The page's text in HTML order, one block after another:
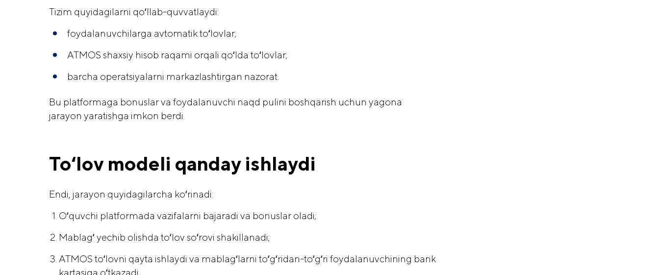
Tizim quyidagilarni qoʻllab-quvvatlaydi:
foydalanuvchilarga avtomatik toʻlovlar;
ATMOS shaxsiy hisob raqami orqali qoʻlda toʻlovlar;
barcha operatsiyalarni markazlashtirgan nazorat.
Bu platformaga bonuslar va foydalanuvchi naqd pulini boshqarish uchun yagona
jarayon yaratishga imkon berdi.
Toʻlov modeli qanday ishlaydi
Endi, jarayon quyidagilarcha koʻrinadi:
Oʻquvchi platformada vazifalarni bajaradi va bonuslar oladi;
Mablagʻ yechib olishda toʻlov soʻrovi shakillanadi;
ATMOS toʻlovni qayta ishlaydi va mablagʻlarni toʻgʻridan-toʻgʻri foydalanuvchining bank
kartasiga oʻtkazadi.